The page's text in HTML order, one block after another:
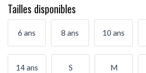
Tailles disponibles
6 ans 8 ans 10 ans
14 ans S M